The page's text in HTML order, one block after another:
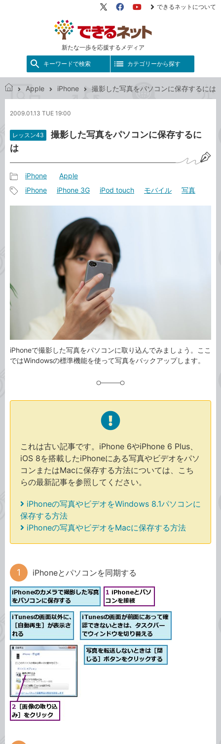
新たな一歩を応援するメディア
X（旧
FacebookYouTube
できるネットについて
キーワードで検索 カテゴリーから探す
る
ッ
ト
Apple iPhone 撮影した写真をパソコンに保存するには
2009.01.13 TUE 19:00
レッスン43
撮影した写真をパソコンに保存するに
は
事
カ
iPhone Apple
iPhone iPhone 3G iPod touch モバイル 写真
iPhoneで撮影した写真をパソコンに取り込んでみましょう。ここ
ではWindowsの標準機能を使って写真をバックアップします。
これは古い記事です。iPhone 6やiPhone 6 Plus、
iOS 8を搭載したiPhoneにある写真やビデオをパソ
コンまたはMacに保存する方法については、こち
らの最新記事を参照してください。
iPhoneの写真やビデオをWindows 8.1パソコンに
保存する方法
iPhoneの写真やビデオをMacに保存する方法
iPhoneとパソコンを同期する